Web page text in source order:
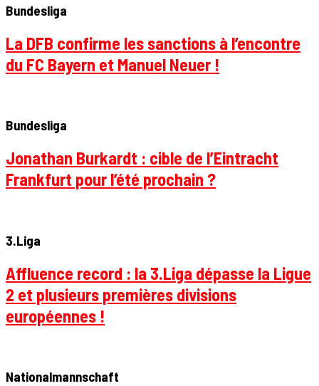
Bundesliga
La DFB confirme les sanctions à l’encontre
du FC Bayern et Manuel Neuer !
Bundesliga
Jonathan Burkardt : cible de l’Eintracht
Frankfurt pour l’été prochain ?
3.Liga
Affluence record : la 3.Liga dépasse la Ligue
2 et plusieurs premières divisions
européennes !
Nationalmannschaft